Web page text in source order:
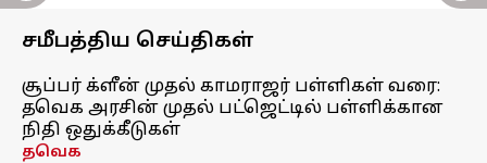
சமீபத்திய செய்திகள்
சூப்பர் க்ளீன் முதல் காமராஜர் பள்ளிகள் வரை:
தவெக அரசின் முதல் பட்ஜெட்டில் பள்ளிக்கான
நிதி ஒதுக்கீடுகள்
தவெக